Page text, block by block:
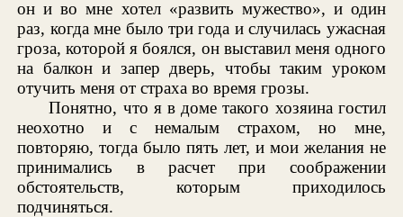
он и во мне хотел «развить мужество», и один
раз, когда мне было три года и случилась ужасная
гроза, которой я боялся, он выставил меня одного
на балкон и запер дверь, чтобы таким уроком
отучить меня от страха во время грозы.
Понятно, что я в доме такого хозяина гостил
неохотно и с немалым страхом, но мне,
повторяю, тогда было пять лет, и мои желания не
принимались в расчет при соображении
обстоятельств, которым приходилось
подчиняться.